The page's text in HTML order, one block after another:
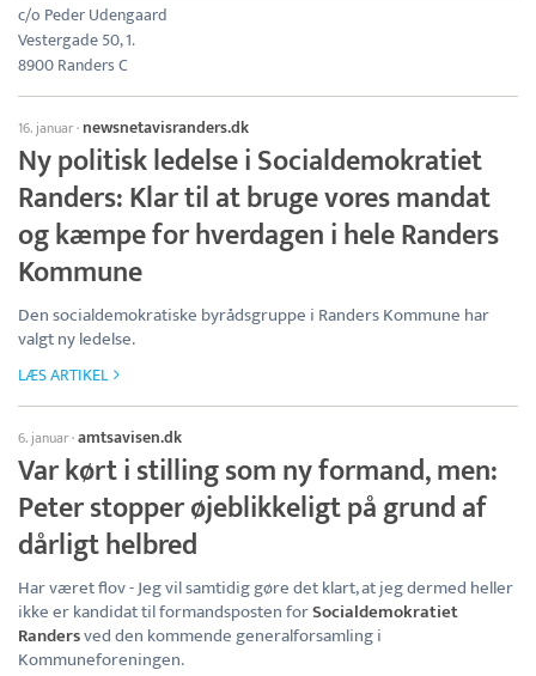
c/o Peder Udengaard
Vestergade 50, 1.
8900 Randers C
16. januar· newsnetavisranders.dk
Ny politisk ledelse i Socialdemokratiet
Randers: Klar til at bruge vores mandat
og kæmpe for hverdagen i hele Randers
Kommune
Den socialdemokratiske byrådsgruppe i Randers Kommune har
valgt ny ledelse.
LÆS ARTIKEL
6. januar·amtsavisen.dk
Var kørt i stilling som ny formand, men:
Peter stopper øjeblikkeligt på grund af
dårligt helbred
Har været flov - Jeg vil samtidig gøre det klart, at jeg dermed heller
ikke er kandidat til formandsposten forSocialdemokratiet
Randersved den kommende generalforsamling i
Kommuneforeningen.